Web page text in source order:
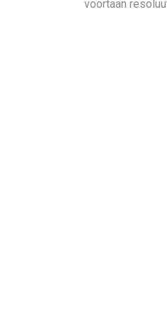
voortaan